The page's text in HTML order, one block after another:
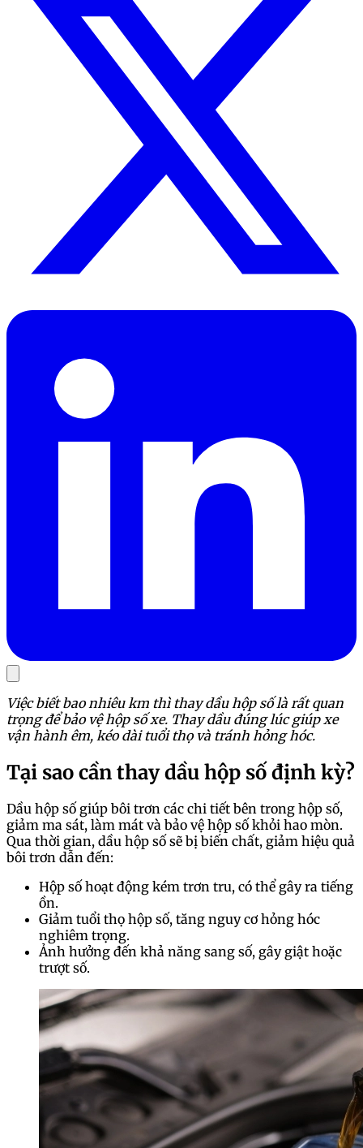
Việc biết bao nhiêu km thì thay dầu hộp số là rất quan
trọng để bảo vệ hộp số xe. Thay dầu đúng lúc giúp xe
vận hành êm, kéo dài tuổi thọ và tránh hỏng hóc.
Tại sao cần thay dầu hộp số định kỳ?
Dầu hộp số giúp bôi trơn các chi tiết bên trong hộp số,
giảm ma sát, làm mát và bảo vệ hộp số khỏi hao mòn.
Qua thời gian, dầu hộp số sẽ bị biến chất, giảm hiệu quả
bôi trơn dẫn đến:
Hộp số hoạt động kém trơn tru, có thể gây ra tiếng
ồn.
Giảm tuổi thọ hộp số, tăng nguy cơ hỏng hóc
nghiêm trọng.
Ảnh hưởng đến khả năng sang số, gây giật hoặc
trượt số.